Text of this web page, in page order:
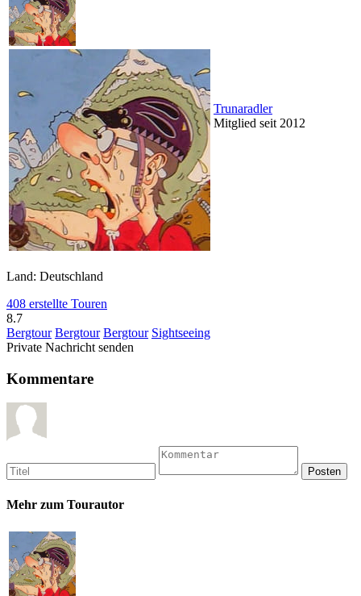
Trunaradler
Mitglied seit 2012
Land: Deutschland
408 erstellte Touren
8.7
Bergtour Bergtour Bergtour Sightseeing
Private Nachricht senden
Kommentare
Mehr zum Tourautor